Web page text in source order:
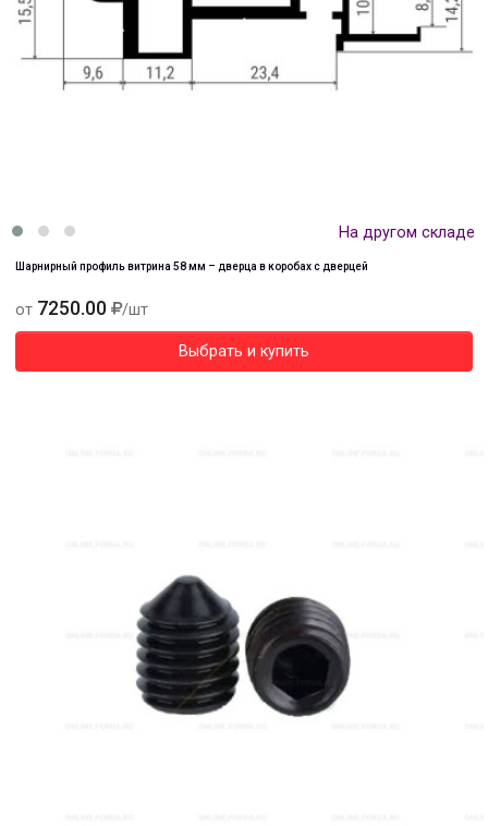
На другом складе
Шарнирный профиль витрина 58 мм – дверца в коробах с дверцей
от 7250.00 /шт
Выбрать и купить